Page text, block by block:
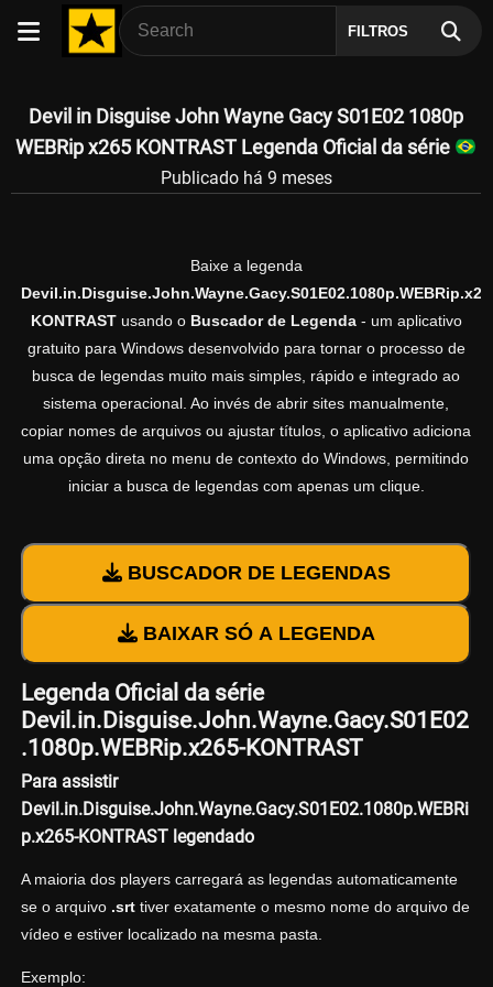
FILTROS
Devil in Disguise John Wayne Gacy S01E02 1080p
WEBRip x265 KONTRAST Legenda Oficial da série
Publicado há 9 meses
Baixe a legenda
KONTRASTusando o Buscador de Legenda- um aplicativo
gratuito para Windows desenvolvido para tornar o processo de
busca de legendas muito mais simples, rápido e integrado ao
sistema operacional. Ao invés de abrir sites manualmente,
copiar nomes de arquivos ou ajustar títulos, o aplicativo adiciona
uma opção direta no menu de contexto do Windows, permitindo
iniciar a busca de legendas com apenas um clique.
BUSCADOR DE LEGENDAS
BAIXAR SÓ A LEGENDA
Legenda Oficial da série
Devil.in.Disguise.John.Wayne.Gacy.S01E02
.1080p.WEBRip.x265-KONTRAST
Para assistir
Devil.in.Disguise.John.Wayne.Gacy.S01E02.1080p.WEBRi
p.x265-KONTRAST legendado
A maioria dos players carregará as legendas automaticamente
se o arquivo .srttiver exatamente o mesmo nome do arquivo de
vídeo e estiver localizado na mesma pasta.
Exemplo: